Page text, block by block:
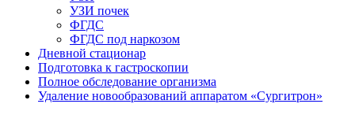
УЗИ почек
ФГДС
ФГДС под наркозом
Дневной стационар
Подготовка к гастроскопии
Полное обследование организма
Удаление новообразований аппаратом «Сургитрон»‎